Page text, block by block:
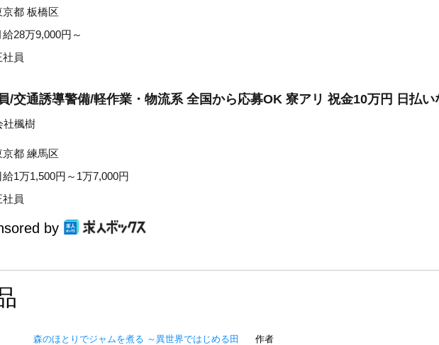
京都 板橋区
給28万9,000円～
社員
/交通誘導警備/軽作業・物流系 全国から応募OK 寮アリ 祝金10万円 日払い
社楓樹
京都 練馬区
給1万1,500円～1万7,000円
社員
by
森のほとりでジャムを煮る ～異世界ではじめる田
作者